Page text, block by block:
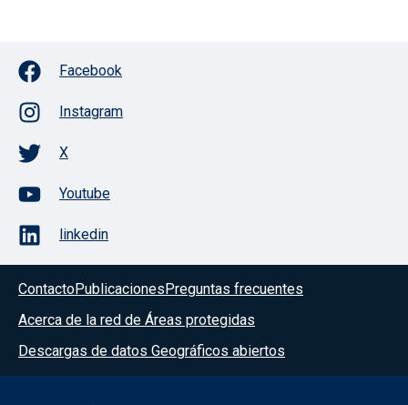
Facebook
Instagram
X
Youtube
linkedin
ContactoPublicacionesPreguntas frecuentes
Acerca de la red de Áreas protegidas
Descargas de datos Geográficos abiertos